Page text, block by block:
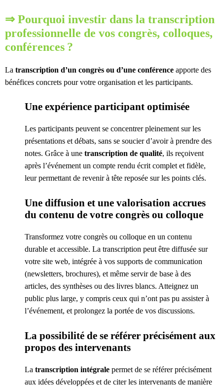
⇒ Pourquoi investir dans la transcription
professionnelle de vos congrès, colloques,
conférences ?
La transcription d’un congrès ou d’une conférence apporte des
bénéfices concrets pour votre organisation et les participants.
Une expérience participant optimisée
Les participants peuvent se concentrer pleinement sur les
présentations et débats, sans se soucier d’avoir à prendre des
notes. Grâce à une transcription de qualité, ils reçoivent
après l’événement un compte rendu écrit complet et fidèle,
leur permettant de revenir à tête reposée sur les points clés.
Une diffusion et une valorisation accrues
du contenu de votre congrès ou colloque
Transformez votre congrès ou colloque en un contenu
durable et accessible. La transcription peut être diffusée sur
votre site web, intégrée à vos supports de communication
(newsletters, brochures), et même servir de base à des
articles, des synthèses ou des livres blancs. Atteignez un
public plus large, y compris ceux qui n’ont pas pu assister à
l’événement, et prolongez la portée de vos discussions.
La possibilité de se référer précisément aux
propos des intervenants
La transcription intégrale permet de se référer précisément
aux idées développées et de citer les intervenants de manière